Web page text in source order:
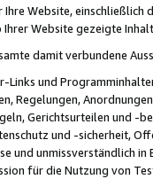
Website,
Website gezeigte
damit verbundene
Links und
Regelungen,
Gerichtsurteilen und -
und -sicherheit,
und unmissverständlich
für die Nutzung von